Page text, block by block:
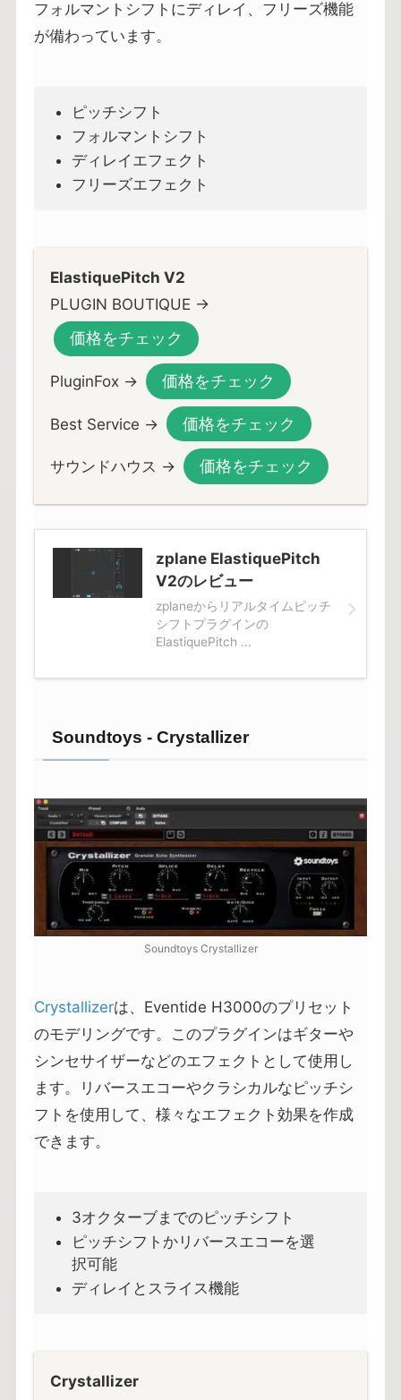
フォルマントシフトにディレイ、フリーズ機能
が備わっています。
ピッチシフト
フォルマントシフト
ディレイエフェクト
フリーズエフェクト
ElastiquePitch V2
PLUGIN BOUTIQUE →
価格をチェック
PluginFox → 価格をチェック
Best Service → 価格をチェック
サウンドハウス → 価格をチェック
zplane ElastiquePitch
V2のレビュー
zplaneからリアルタイムピッチ
シフトプラグインの
ElastiquePitch ...
Soundtoys - Crystallizer
Soundtoys Crystallizer
Crystallizerは、Eventide H3000のプリセット
のモデリングです。このプラグインはギターや
シンセサイザーなどのエフェクトとして使用し
ます。リバースエコーやクラシカルなピッチシ
フトを使用して、様々なエフェクト効果を作成
できます。
3オクターブまでのピッチシフト
ピッチシフトかリバースエコーを選
択可能
ディレイとスライス機能
Crystallizer